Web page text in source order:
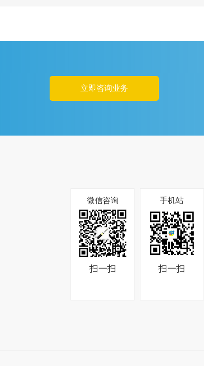
立即咨询业务
微信咨询
扫一扫
手机站
扫一扫